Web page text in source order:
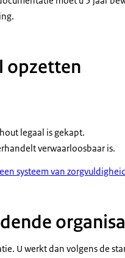
opzetten
legaal is gekapt.
verwaarloosbaar is.
systeem van
U werkt dan volgens de